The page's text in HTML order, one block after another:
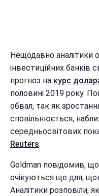
Нещодавно аналітики
інвестиційних банків
прогноз на курс
половині 2019 року.
обвал, так як
сповільнюється,
середньосвітових
Reuters.
Goldman повідомив,
очікуються ще для,
Аналітики розповіли,